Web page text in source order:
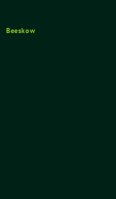
Beeskow